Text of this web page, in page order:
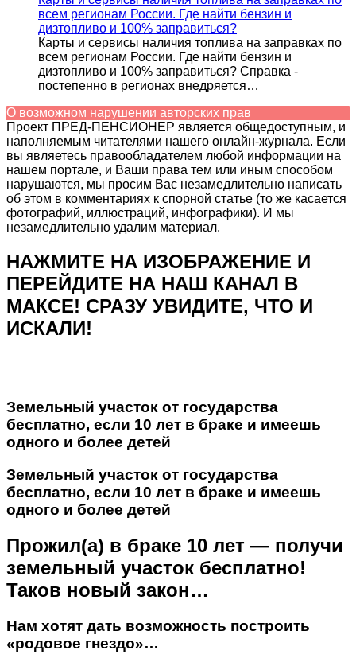
всем регионам России. Где найти бензин и
дизтопливо и 100% заправиться?
Карты и сервисы наличия топлива на заправках по
всем регионам России. Где найти бензин и
дизтопливо и 100% заправиться? Справка -
постепенно в регионах внедряется…
О возможном нарушении авторских прав
Проект ПРЕД-ПЕНСИОНЕР является общедоступным, и
наполняемым читателями нашего онлайн-журнала. Если
вы являетесь правообладателем любой информации на
нашем портале, и Ваши права тем или иным способом
нарушаются, мы просим Вас незамедлительно написать
об этом в комментариях к спорной статье (то же касается
фотографий, иллюстраций, инфографики). И мы
незамедлительно удалим материал.
НАЖМИТЕ НА ИЗОБРАЖЕНИЕ И
ПЕРЕЙДИТЕ НА НАШ КАНАЛ В
МАКСЕ! СРАЗУ УВИДИТЕ, ЧТО И
ИСКАЛИ!
Земельный участок от государства
бесплатно, если 10 лет в браке и имеешь
одного и более детей
Земельный участок от государства
бесплатно, если 10 лет в браке и имеешь
одного и более детей
Прожил(а) в браке 10 лет — получи
земельный участок бесплатно!
Таков новый закон…
Нам хотят дать возможность построить
«родовое гнездо»…